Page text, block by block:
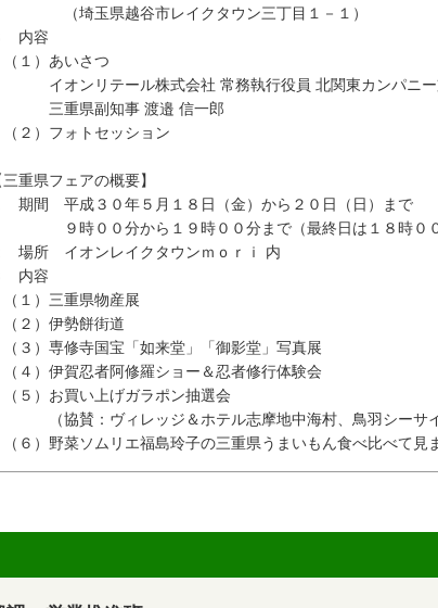
埼玉県越谷市レイクタウン三丁目１－１）
内容
１）あいさつ
オンリテール株式会社 常務執行役員 北関東カンパニー
重県副知事 渡邉 信一郎
２）フォトセッション
三重県フェアの概要】
期間 平成３０年５月１８日（金）から２０日（日）まで
時００分から１９時００分まで（最終日は１８時００
場所 イオンレイクタウンｍｏｒｉ 内
内容
１）三重県物産展
２）伊勢餅街道
３）専修寺国宝「如来堂」「御影堂」写真展
４）伊賀忍者阿修羅ショー＆忍者修行体験会
５）お買い上げガラポン抽選会
協賛：ヴィレッジ＆ホテル志摩地中海村、鳥羽シーサイ
６）野菜ソムリエ福島玲子の三重県うまいもん食べ比べて